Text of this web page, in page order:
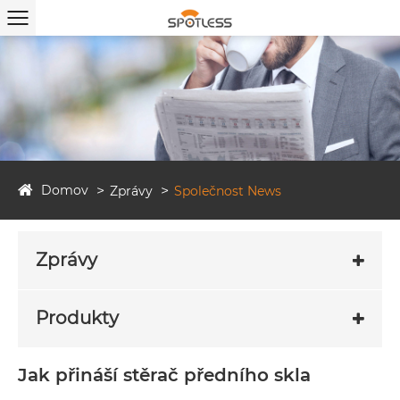
Domov Zprávy Společnost News
Zprávy
Produkty
Jak přináší stěrač předního skla